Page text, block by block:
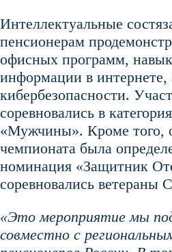
Интеллектуальные
пенсионерам
офисных программ,
информации в
кибербезопасности.
соревновались в
«Мужчины». Кроме того,
чемпионата была
номинация «Защитник
соревновались ветераны
«Это мероприятие мы
совместно с